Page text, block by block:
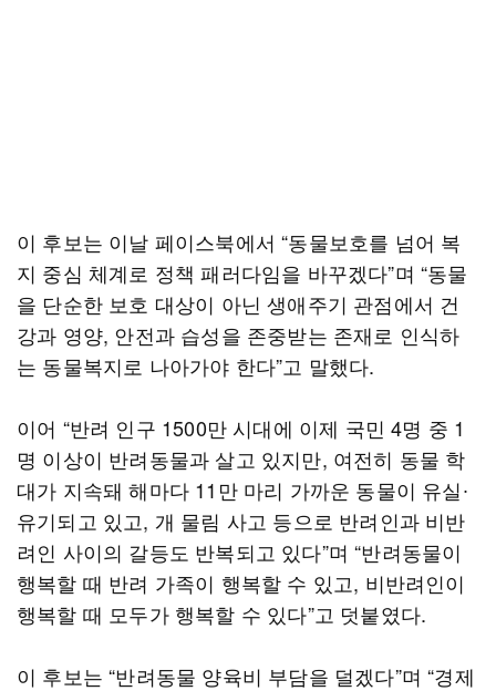
이 후보는 이날 페이스북에서 “동물보호를 넘어 복
지 중심 체계로 정책 패러다임을 바꾸겠다”며 “동물
을 단순한 보호 대상이 아닌 생애주기 관점에서 건
강과 영양, 안전과 습성을 존중받는 존재로 인식하
는 동물복지로 나아가야 한다”고 말했다.
이어 “반려 인구 1500만 시대에 이제 국민 4명 중 1
명 이상이 반려동물과 살고 있지만, 여전히 동물 학
대가 지속돼 해마다 11만 마리 가까운 동물이 유실∙
유기되고 있고, 개 물림 사고 등으로 반려인과 비반
려인 사이의 갈등도 반복되고 있다”며 “반려동물이
행복할 때 반려 가족이 행복할 수 있고, 비반려인이
행복할 때 모두가 행복할 수 있다”고 덧붙였다.
이 후보는 “반려동물 양육비 부담을 덜겠다”며 “경제